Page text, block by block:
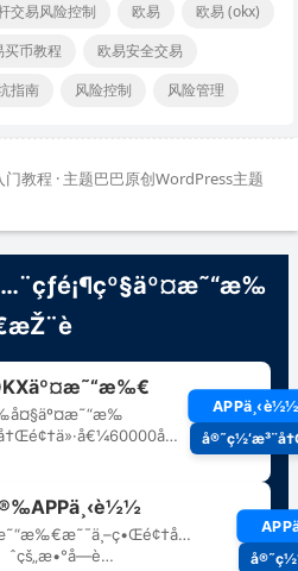
交易风险控制 欧易
欧易 (okx)
买币教程
欧易安全交易
指南 风险控制 风险管理
门教程 · 主题巴巴原创WordPress主题